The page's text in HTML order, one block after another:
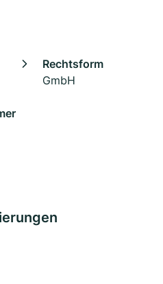
Rechtsform
GmbH